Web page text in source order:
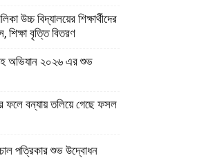
উচ্চ বিদ্যালয়ের শিক্ষার্থীদের
শিক্ষা বৃত্তি বিতরণ
অভিযান ২০২৬ এর শুভ
ফলে বন্যায় তলিয়ে গেছে ফসল
পত্রিকার শুভ উদ্বোধন